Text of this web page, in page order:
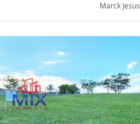
Marck Jesus